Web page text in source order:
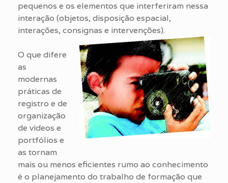
pequenos e os elementos que interferiram nessa
interação (objetos, disposição espacial,
interações, consignas e intervenções).
O que difere
as
modernas
práticas de
registro e de
organização
de vídeos e
portfólios e
as tornam
mais ou menos eficientes rumo ao conhecimento
é o planejamento do trabalho de formação que